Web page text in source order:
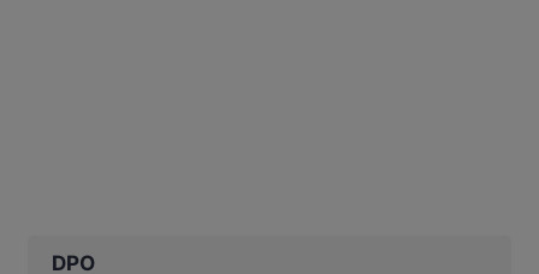
DPO